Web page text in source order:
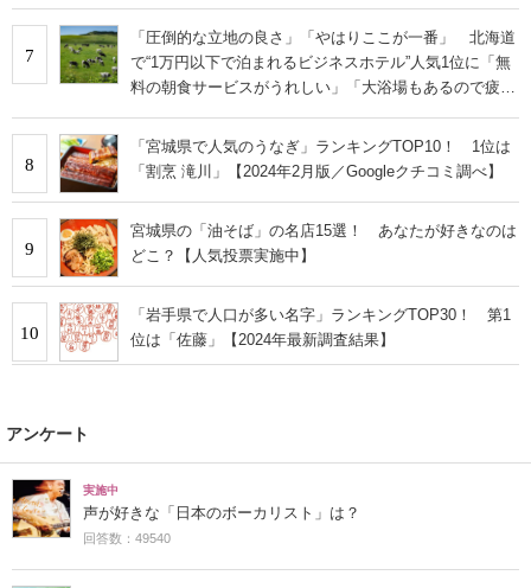
7
「圧倒的な立地の良さ」「やはりここが一番」 北海道
で“1万円以下で泊まれるビジネスホテル”人気1位に「無
料の朝食サービスがうれしい」「大浴場もあるので疲れ
8
「宮城県で人気のうなぎ」ランキングTOP10！ 1位は
「割烹 滝川」【2024年2月版／Googleクチコミ調べ】
9
宮城県の「油そば」の名店15選！ あなたが好きなのは
どこ？【人気投票実施中】
10
「岩手県で人口が多い名字」ランキングTOP30！ 第1
位は「佐藤」【2024年最新調査結果】
アンケート
実施中
声が好きな「日本のボーカリスト」は？
回答数：49540